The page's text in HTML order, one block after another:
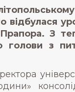
відбулася
З
голови з
ректора